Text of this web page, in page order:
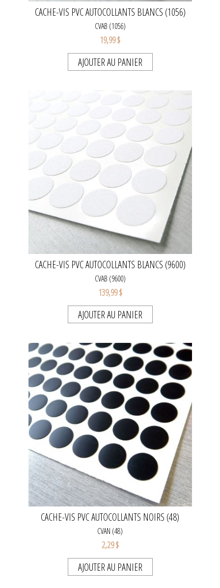
CACHE-VIS PVC AUTOCOLLANTS BLANCS (1056)
CVAB (1056)
19,99 $
AJOUTER AU PANIER
CACHE-VIS PVC AUTOCOLLANTS BLANCS (9600)
CVAB (9600)
139,99 $
AJOUTER AU PANIER
CACHE-VIS PVC AUTOCOLLANTS NOIRS (48)
CVAN (48)
2,29 $
AJOUTER AU PANIER